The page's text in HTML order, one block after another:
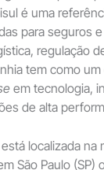
é uma
para seguros
regulação
tem como
em tecnologia,
de alta
localizada na
São Paulo